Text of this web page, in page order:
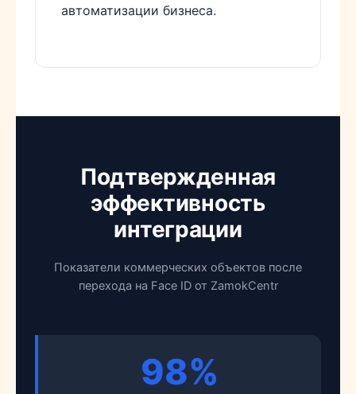
автоматизации бизнеса.
Подтвержденная
эффективность
интеграции
Показатели коммерческих объектов после
перехода на Face ID от ZamokCentr
98%